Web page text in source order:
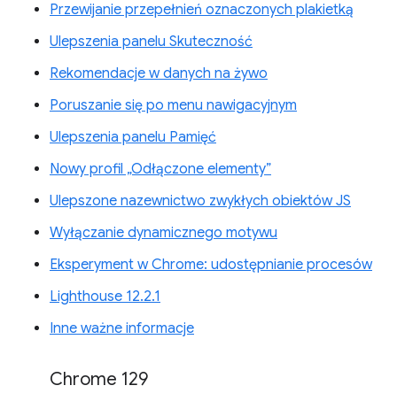
Przewijanie przepełnień oznaczonych plakietką
Ulepszenia panelu Skuteczność
Rekomendacje w danych na żywo
Poruszanie się po menu nawigacyjnym
Ulepszenia panelu Pamięć
Nowy profil „Odłączone elementy”
Ulepszone nazewnictwo zwykłych obiektów JS
Wyłączanie dynamicznego motywu
Eksperyment w Chrome: udostępnianie procesów
Lighthouse 12.2.1
Inne ważne informacje
Chrome 129